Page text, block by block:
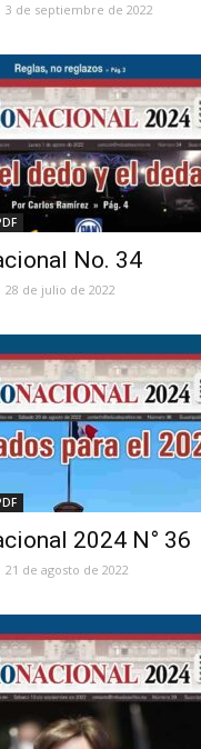
3 de septiembre de 2022
No. 34
28 de julio de 2022
2024 N° 36
21 de agosto de 2022